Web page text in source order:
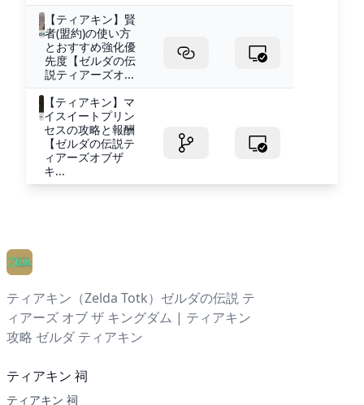
【ティアキン】賢
者(盟約)の使い方
とおすすめ強化優
先度【ゼルダの伝
説ティアーズオ...
【ティアキン】マ
イスイートプリン
セスの攻略と報酬
【ゼルダの伝説テ
ィアーズオブザ
キ...
ティアキン（Zelda Totk）ゼルダの伝説 テ
ィアーズ オブ ザ キングダム | ティアキン
攻略 ゼルダ ティアキン
ティアキン 祠
ティアキン 祠